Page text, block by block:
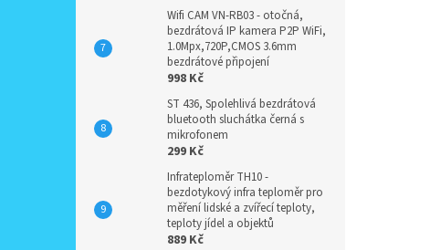
Wifi CAM VN-RB03 - otočná,
bezdrátová IP kamera P2P WiFi,
1.0Mpx,720P,CMOS 3.6mm
bezdrátové připojení
998 Kč
ST 436, Spolehlivá bezdrátová
bluetooth sluchátka černá s
mikrofonem
299 Kč
Infrateploměr TH10 -
bezdotykový infra teploměr pro
měření lidské a zvířecí teploty,
teploty jídel a objektů
889 Kč